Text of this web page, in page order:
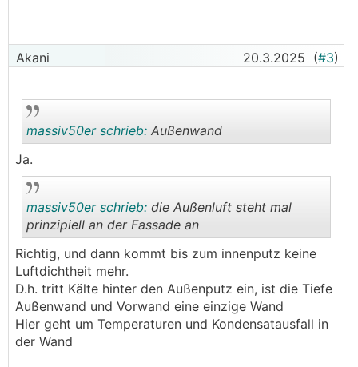
Akani 20.3.2025 (#3)
massiv50er schrieb: Außenwand
Ja.
massiv50er schrieb: die Außenluft steht mal
prinzipiell an der Fassade an
Richtig, und dann kommt bis zum innenputz keine
Luftdichtheit mehr.
D.h. tritt Kälte hinter den Außenputz ein, ist die Tiefe
Außenwand und Vorwand eine einzige Wand
Hier geht um Temperaturen und Kondensatausfall in
der Wand